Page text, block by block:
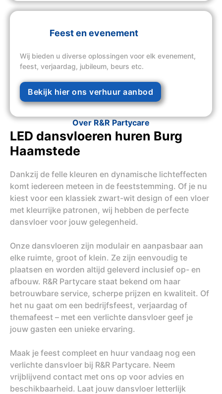
Feest en evenement
Wij bieden u diverse oplossingen voor elk evenement,
feest, verjaardag, jubileum, beurs etc.
Bekijk hier ons verhuur aanbod
Over R&R Partycare
LED dansvloeren huren Burg
Haamstede
Dankzij de felle kleuren en dynamische lichteffecten
komt iedereen meteen in de feeststemming. Of je nu
kiest voor een klassiek zwart-wit design of een vloer
met kleurrijke patronen, wij hebben de perfecte
dansvloer voor jouw gelegenheid.
Onze dansvloeren zijn modulair en aanpasbaar aan
elke ruimte, groot of klein. Ze zijn eenvoudig te
plaatsen en worden altijd geleverd inclusief op- en
afbouw. R&R Partycare staat bekend om haar
betrouwbare service, scherpe prijzen en kwaliteit. Of
het nu gaat om een bedrijfsfeest, verjaardag of
themafeest – met een verlichte dansvloer geef je
jouw gasten een unieke ervaring.
Maak je feest compleet en huur vandaag nog een
verlichte dansvloer bij R&R Partycare. Neem
vrijblijvend contact met ons op voor advies en
beschikbaarheid. Laat jouw dansvloer letterlijk